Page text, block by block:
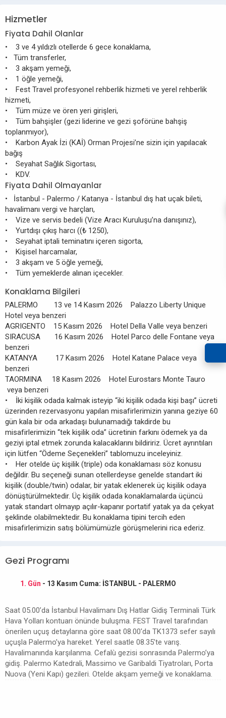
Hizmetler
Fiyata Dahil Olanlar
• 3 ve 4 yıldızlı otellerde 6 gece konaklama,
• Tüm transferler,
• 3 akşam yemeği,
• 1 öğle yemeği,
• Fest Travel profesyonel rehberlik hizmeti ve yerel rehberlik
hizmeti,
• Tüm müze ve ören yeri girişleri,
• Tüm bahşişler (gezi liderine ve gezi şoförüne bahşiş
toplanmıyor),
• Karbon Ayak İzi (KAİ) Orman Projesi’ne sizin için yapılacak
bağış
• Seyahat Sağlık Sigortası,
• KDV.
Fiyata Dahil Olmayanlar
• İstanbul - Palermo / Katanya - İstanbul dış hat uçak bileti,
havalimanı vergi ve harçları,
• Vize ve servis bedeli (Vize Aracı Kuruluşu’na danışınız),
• Yurtdışı çıkış harcı ((₺ 1250),
• Seyahat iptali teminatını içeren sigorta,
• Kişisel harcamalar,
• 3 akşam ve 5 öğle yemeği,
• Tüm yemeklerde alınan içecekler.
Konaklama Bilgileri
PALERMO 13 ve 14 Kasım 2026 Palazzo Liberty Unique
Hotel veya benzeri
AGRIGENTO 15 Kasım 2026 Hotel Della Valle veya benzeri
SIRACUSA 16 Kasım 2026 Hotel Parco delle Fontane veya
benzeri
KATANYA 17 Kasım 2026 Hotel Katane Palace veya
benzeri
TAORMINA 18 Kasım 2026 Hotel Eurostars Monte Tauro
veya benzeri
• İki kişilik odada kalmak isteyip “iki kişilik odada kişi başı” ücreti
üzerinden rezervasyonu yapılan misafirlerimizin yanına geziye 60
gün kala bir oda arkadaşı bulunamadığı takdirde bu
misafirlerimizin “tek kişilik oda” ücretinin farkını ödemek ya da
geziyi iptal etmek zorunda kalacaklarını bildiririz. Ücret ayrıntıları
için lütfen “Ödeme Seçenekleri” tablomuzu inceleyiniz.
• Her otelde üç kişilik (triple) oda konaklaması söz konusu
değildir. Bu seçeneği sunan otellerdeyse genelde standart iki
kişilik (double/twin) odalar, bir yatak eklenerek üç kişilik odaya
dönüştürülmektedir. Üç kişilik odada konaklamalarda üçüncü
yatak standart olmayıp açılır-kapanır portatif yatak ya da çekyat
şeklinde olabilmektedir. Bu konaklama tipini tercih eden
misafirlerimizin satış bölümümüzle görüşmelerini rica ederiz.
Gezi Programı
1. Gün - 13 Kasım Cuma: İSTANBUL - PALERMO
Saat 05.00’da İstanbul Havalimanı Dış Hatlar Gidiş Terminali Türk
Hava Yolları kontuarı önünde buluşma. FEST Travel tarafından
önerilen uçuş detaylarına göre saat 08.00'da TK1373 sefer sayılı
uçuşla Palermo’ya hareket. Yerel saatle 08.35’te varış.
Havalimanında karşılanma. Cefalù gezisi sonrasında Palermo’ya
gidiş. Palermo Katedrali, Massimo ve Garibaldi Tiyatroları, Porta
Nuova (Yeni Kapı) gezileri. Otelde akşam yemeği ve konaklama.